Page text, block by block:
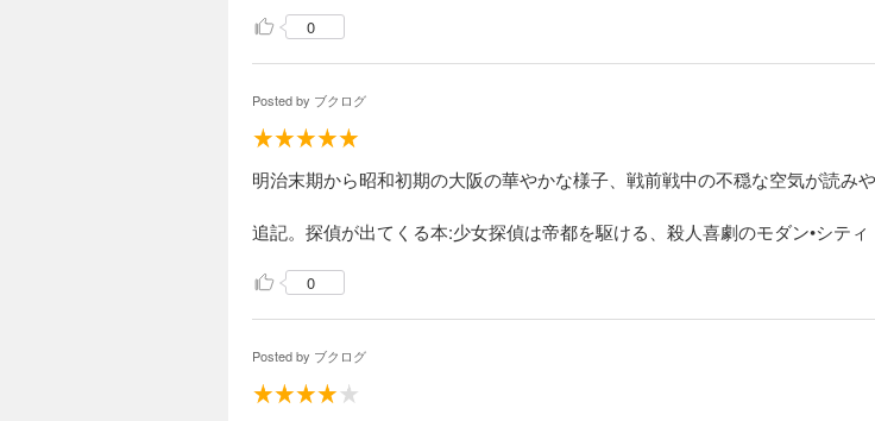
0
Posted by ブクログ
明治末期から昭和初期の大阪の華やかな様子、戦前戦中の不穏な空気が読み
追記。探偵が出てくる本:少女探偵は帝都を駆ける、殺人喜劇のモダン•シティ
0
Posted by ブクログ